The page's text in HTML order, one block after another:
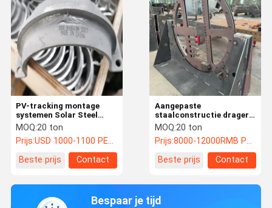
PV-tracking montage
systemen Solar Steel
Structure EN1090 Voor
energieopwekking
MOQ:20 ton
Prijs:USD 1000-1100 PER TON
Beste prijs
Contact
Aangepaste
staalconstructie drager
en ondersteunend deel
van tilter faciliteit
MOQ:20 ton
Prijs:8000-12000RMB Per Ton
Beste prijs
Contact
Bespaar je tijd